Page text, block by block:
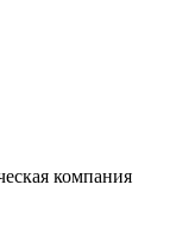
компания